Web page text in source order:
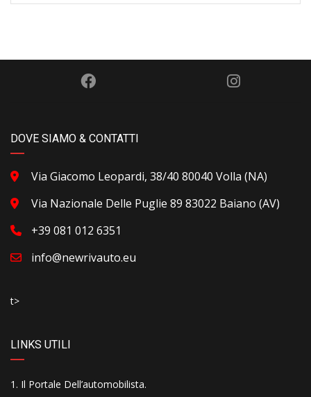
DOVE SIAMO & CONTATTI
Via Giacomo Leopardi, 38/40 80040 Volla (NA)
Via Nazionale Delle Puglie 89 83022 Baiano (AV)
+39 081 012 6351
info@newrivauto.eu
t>
LINKS UTILI
Il Portale Dell’automobilista.